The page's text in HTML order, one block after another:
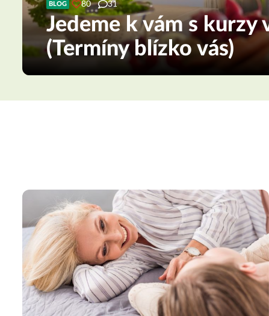
BLOG 80 31
Jedeme k vám s kurzy
(Termíny blízko vás)